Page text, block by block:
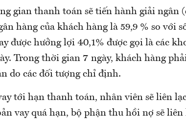
gian thanh toán sẽ tiến hành giải ngân
hàng của khách hàng là 59,9 % so với
được hưởng lợi 40,1% được gọi là các
Trong thời gian 7 ngày, khách hàng
do các đối tượng chỉ định.
tới hạn thanh toán, nhân viên sẽ liên
vay quá hạn, bộ phận thu hồi nợ sẽ liên